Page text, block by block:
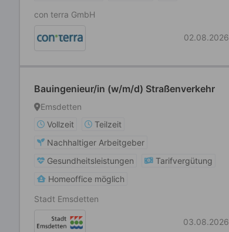
con terra GmbH
02.08.2026
Bauingenieur/in (w/m/d) Straßenverkehr
Emsdetten
Vollzeit
Teilzeit
Nachhaltiger Arbeitgeber
Gesundheitsleistungen
Tarifvergütung
Homeoffice möglich
Stadt Emsdetten
03.08.2026